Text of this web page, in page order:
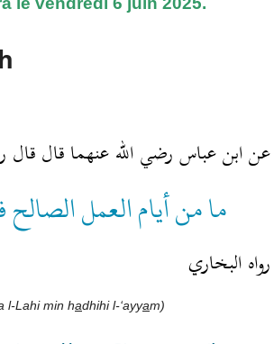
عن ابن عباس رضي الله عنهما قال قال
ما من أيام العمل
رواه البخاري
l-Lahi min hadhihi l-‘ayyam)